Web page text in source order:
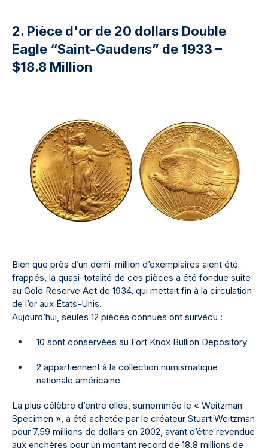
2. Pièce d'or de 20 dollars Double
Eagle “Saint-Gaudens” de 1933 –
$18.8 Million
Bien que près d’un demi-million d’exemplaires aient été
frappés, la quasi-totalité de ces pièces a été fondue suite
au Gold Reserve Act de 1934, qui mettait fin à la circulation
de l’or aux États-Unis.
Aujourd’hui, seules 12 pièces connues ont survécu :
10 sont conservées au Fort Knox Bullion Depository
2 appartiennent à la collection numismatique
nationale américaine
La plus célèbre d’entre elles, surnommée le « Weitzman
Specimen », a été achetée par le créateur Stuart Weitzman
pour 7,59 millions de dollars en 2002, avant d’être revendue
aux enchères pour un montant record de 18,8 millions de